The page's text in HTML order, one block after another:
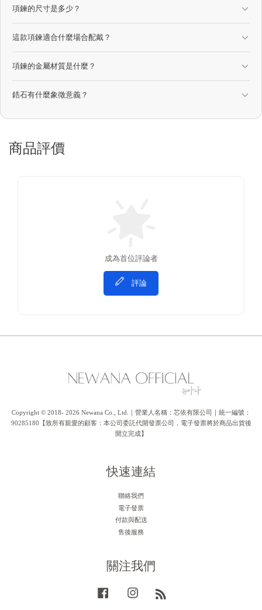
項鍊的尺寸是多少？
這款項鍊適合什麼場合配戴？
項鍊的金屬材質是什麼？
鋯石有什麼象徵意義？
商品評價
成為首位評論者
評論
Copyright © 2018- 2026 Newana Co., Ltd.｜營業人名稱：芯依有限公司｜統一編號：
90285180【致所有親愛的顧客：本公司委託代開發票公司，電子發票將於商品出貨後
開立完成】
快速連結
聯絡我們
電子發票
付款與配送
售後服務
關注我們
Facebook Instagram